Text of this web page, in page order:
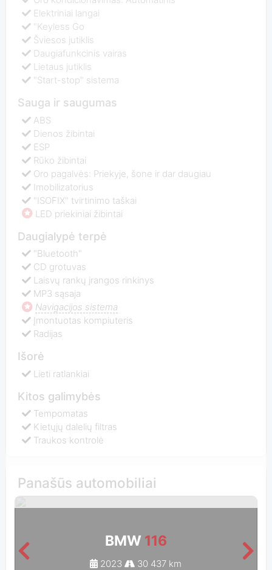
Elektriniai langai
"Keyless Go
Šviesos jutiklis
Daugiafunkcinis vairas
Lietaus jutiklis
"Start-stop" sistema
Sauga ir saugumas
ABS
Dienos žibintai
ESP
Rūko žibintai
Oro pagalvės: Priekyje, šone ir dar daugiau
Imobilizatorius
"ISOFIX" tvirtinimo taškai
LED priekiniai žibintai
Daugialypė terpė
"Bluetooth"
CD grotuvas
Laisvų rankų įrangos rinkinys
MP3 sąsaja
Navigacijos sistema
Įmontuotas kompiuteris
Radijas
Išorė
Lieti ratlankiai
Kitos galimybės
Tempomatas
Kietųjų dalelių filtras
Traukos kontrolė
Panašūs automobiliai
BMW 116
2023 30 437 km